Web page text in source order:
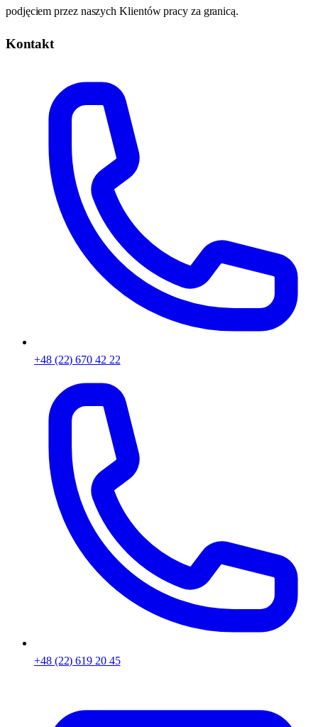
podjęciem przez naszych Klientów pracy za granicą.
Kontakt
+48 (22) 670 42 22
+48 (22) 619 20 45